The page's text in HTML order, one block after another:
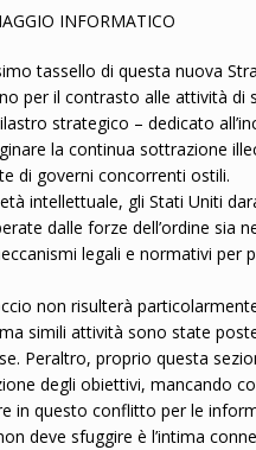
INFORMATICO
tassello di questa nuova
per il contrasto alle attività di
strategico – dedicato
la continua sottrazione
di governi concorrenti ostili.
intellettuale, gli Stati Uniti
dalle forze dell’ordine sia
legali e normativi per
non risulterà
simili attività sono state
Peraltro, proprio questa
degli obiettivi, mancando
in questo conflitto per le
deve sfuggire è l’intima